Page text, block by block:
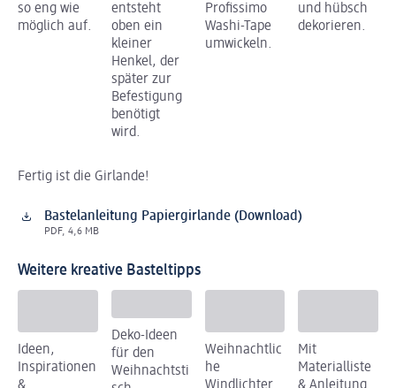
so eng wie
möglich auf.
entsteht
oben ein
kleiner
Henkel, der
später zur
Befestigung
benötigt
wird.
Profissimo
Washi-Tape
umwickeln.
und hübsch
dekorieren.
Fertig ist die Girlande!
Bastelanleitung Papiergirlande (Download)
PDF, 4,6 MB
Weitere kreative Basteltipps
Ideen,
Inspirationen
Deko-Ideen
für den
Weihnachtsti
Weihnachtlic
he
Mit
Materialliste